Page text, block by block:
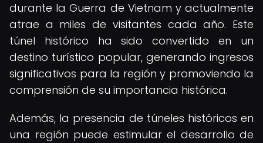
durante la Guerra de Vietnam y actualmente
atrae a miles de visitantes cada año. Este
túnel histórico ha sido convertido en un
destino turístico popular, generando ingresos
significativos para la región y promoviendo la
comprensión de su importancia histórica.
Además, la presencia de túneles históricos en
una región puede estimular el desarrollo de